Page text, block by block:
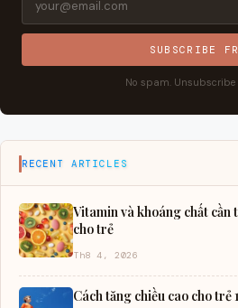
SUBSCRIBE
No spam. Unsubscribe
RECENT ARTICLES
Vitamin và khoáng chất cần
cho trẻ
Th8 4, 2026
Cách tăng chiều cao cho trẻ